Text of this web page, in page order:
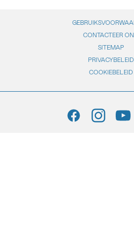
CONTACTEER
SITEMAP
PRIVACYBELEID
COOKIEBELEID